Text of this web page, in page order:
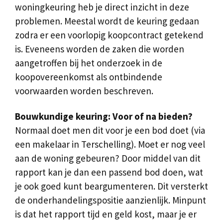
woningkeuring heb je direct inzicht in deze
problemen. Meestal wordt de keuring gedaan
zodra er een voorlopig koopcontract getekend
is. Eveneens worden de zaken die worden
aangetroffen bij het onderzoek in de
koopovereenkomst als ontbindende
voorwaarden worden beschreven.
Bouwkundige keuring: Voor of na bieden?
Normaal doet men dit voor je een bod doet (via
een makelaar in Terschelling). Moet er nog veel
aan de woning gebeuren? Door middel van dit
rapport kan je dan een passend bod doen, wat
je ook goed kunt beargumenteren. Dit versterkt
de onderhandelingspositie aanzienlijk. Minpunt
is dat het rapport tijd en geld kost, maar je er